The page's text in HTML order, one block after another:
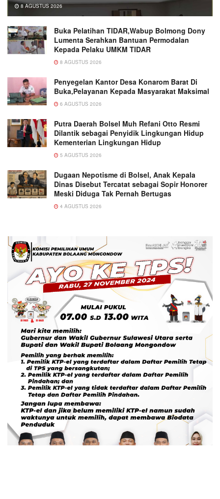
8 AGUSTUS 2026
Buka Pelatihan TIDAR,Wabup Bolmong Dony
Lumenta Serahkan Bantuan Permodalan
Kepada Pelaku UMKM TIDAR
8 AGUSTUS 2026
Penyegelan Kantor Desa Konarom Barat Di
Buka,Pelayanan Kepada Masyarakat Maksimal
6 AGUSTUS 2026
Putra Daerah Bolsel Muh Refani Otto Resmi
Dilantik sebagai Penyidik Lingkungan Hidup
Kementerian Lingkungan Hidup
5 AGUSTUS 2026
Dugaan Nepotisme di Bolsel, Anak Kepala
Dinas Disebut Tercatat sebagai Sopir Honorer
Meski Diduga Tak Pernah Bertugas
4 AGUSTUS 2026